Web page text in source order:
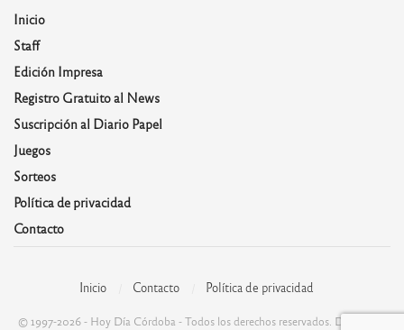
Inicio
Staff
Edición Impresa
Registro Gratuito al News
Suscripción al Diario Papel
Juegos
Sorteos
Política de privacidad
Contacto
Inicio Contacto Política de privacidad
© 1997-2026 - Hoy Día Córdoba - Todos los derechos reservados. Desarrolla: